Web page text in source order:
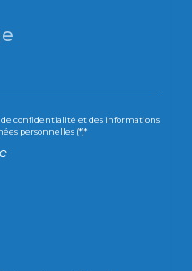
de confidentialité et des informations
personnelles (*)*